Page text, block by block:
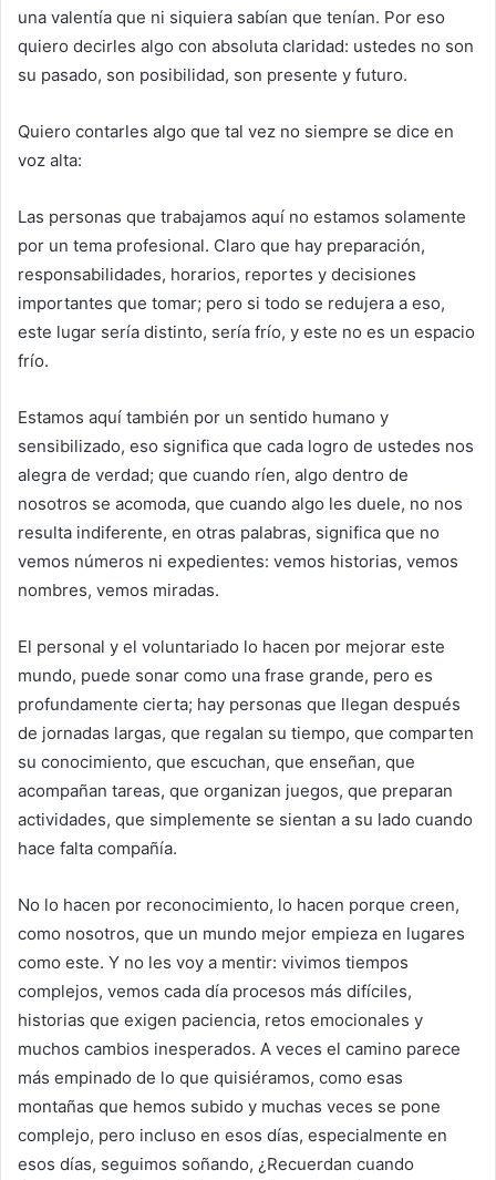
una valentía que ni siquiera sabían que tenían. Por eso
quiero decirles algo con absoluta claridad: ustedes no son
su pasado, son posibilidad, son presente y futuro.
Quiero contarles algo que tal vez no siempre se dice en
voz alta:
Las personas que trabajamos aquí no estamos solamente
por un tema profesional. Claro que hay preparación,
responsabilidades, horarios, reportes y decisiones
importantes que tomar; pero si todo se redujera a eso,
este lugar sería distinto, sería frío, y este no es un espacio
frío.
Estamos aquí también por un sentido humano y
sensibilizado, eso significa que cada logro de ustedes nos
alegra de verdad; que cuando ríen, algo dentro de
nosotros se acomoda, que cuando algo les duele, no nos
resulta indiferente, en otras palabras, significa que no
vemos números ni expedientes: vemos historias, vemos
nombres, vemos miradas.
El personal y el voluntariado lo hacen por mejorar este
mundo, puede sonar como una frase grande, pero es
profundamente cierta; hay personas que llegan después
de jornadas largas, que regalan su tiempo, que comparten
su conocimiento, que escuchan, que enseñan, que
acompañan tareas, que organizan juegos, que preparan
actividades, que simplemente se sientan a su lado cuando
hace falta compañía.
No lo hacen por reconocimiento, lo hacen porque creen,
como nosotros, que un mundo mejor empieza en lugares
como este. Y no les voy a mentir: vivimos tiempos
complejos, vemos cada día procesos más difíciles,
historias que exigen paciencia, retos emocionales y
muchos cambios inesperados. A veces el camino parece
más empinado de lo que quisiéramos, como esas
montañas que hemos subido y muchas veces se pone
complejo, pero incluso en esos días, especialmente en
esos días, seguimos soñando, ¿Recuerdan cuando